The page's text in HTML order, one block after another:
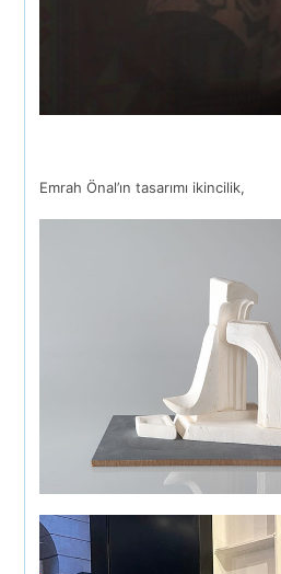
Emrah Önal’ın tasarımı ikincilik,